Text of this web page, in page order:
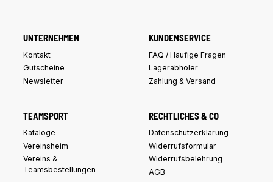
UNTERNEHMEN
Kontakt
Gutscheine
Newsletter
KUNDENSERVICE
FAQ / Häufige Fragen
Lagerabholer
Zahlung & Versand
TEAMSPORT
Kataloge
Vereinsheim
Vereins &
Teamsbestellungen
RECHTLICHES & CO
Datenschutzerklärung
Widerrufsformular
Widerrufsbelehrung
AGB